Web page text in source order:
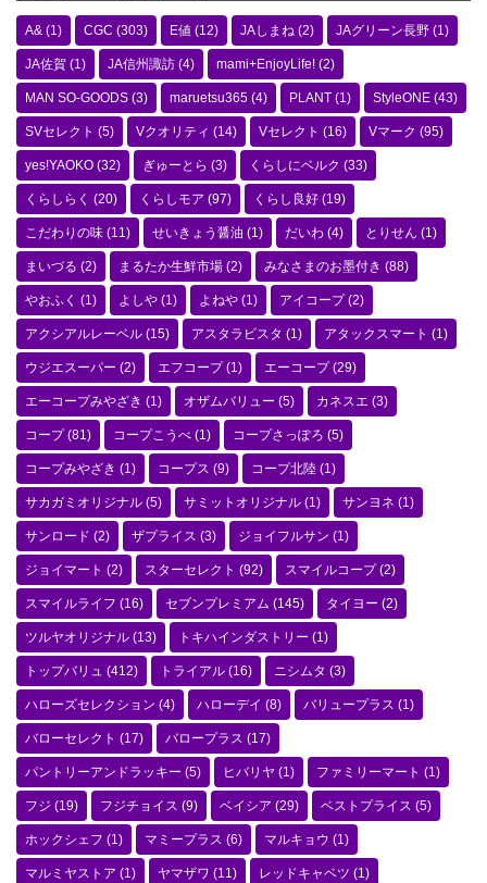
A& (1) CGC (303) E値 (12) JAしまね (2) JAグリーン長野 (1)
JA佐賀 (1) JA信州諏訪 (4) mami+EnjoyLife! (2)
MAN SO-GOODS (3) maruetsu365 (4) PLANT (1) StyleONE (43)
SVセレクト (5) Vクオリティ (14) Vセレクト (16) Vマーク (95)
yes!YAOKO (32) ぎゅーとら (3) くらしにベルク (33)
くらしらく (20) くらしモア (97) くらし良好 (19)
こだわりの味 (11) せいきょう醤油 (1) だいわ (4) とりせん (1)
まいづる (2) まるたか生鮮市場 (2) みなさまのお墨付き (88)
やおふく (1) よしや (1) よねや (1) アイコープ(2)
アクシアルレーベル (15) アスタラビスタ (1) アタックスマート (1)
ウジエスーパー (2) エフコープ(1) エーコープ(29)
エーコープみやざき (1) オザムバリュー (5) カネスエ (3)
コープ(81) コープこうべ (1) コープさっぽろ (5)
コープみやざき (1) コープス (9) コープ北陸 (1)
サカガミオリジナル (5) サミットオリジナル (1) サンヨネ (1)
サンロード (2) ザプライス (3) ジョイフルサン (1)
ジョイマート (2) スターセレクト (92) スマイルコープ(2)
スマイルライフ (16) セブンプレミアム (145) タイヨー (2)
ツルヤオリジナル (13) トキハインダストリー (1)
トップバリュ (412) トライアル (16) ニシムタ (3)
ハローズセレクション (4) ハローデイ (8) バリュープラス (1)
バローセレクト (17) バロープラス (17)
パントリーアンドラッキー (5) ヒバリヤ (1) ファミリーマート (1)
フジ (19) フジチョイス (9) ベイシア (29) ベストプライス (5)
ホックシェフ (1) マミープラス (6) マルキョウ (1)
マルミヤストア (1) ヤマザワ (11) レッドキャベツ (1)